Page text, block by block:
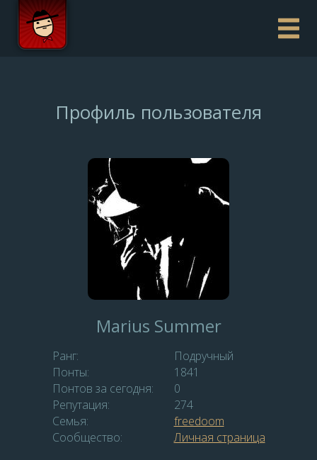
Профиль пользователя
Marius Summer
Ранг:
Подручный
Понты:
1841
Понтов за сегодня:
0
Репутация:
274
Семья:
freedoom
Сообщество:
Личная страница